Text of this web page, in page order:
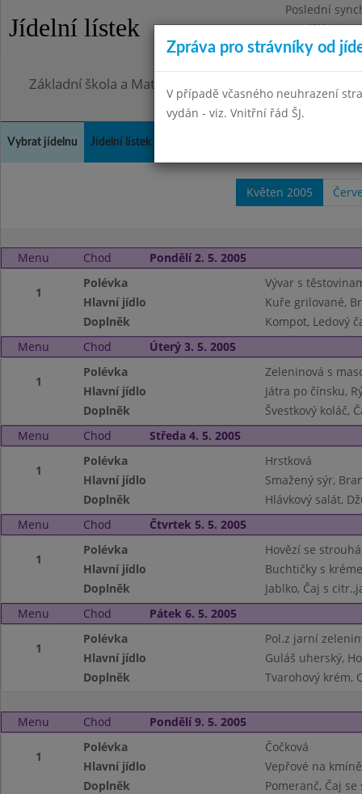
Jídelní lístek
Poslední
Pondělí
Omezení
Základní škola a Mateřská škola, Praha 4, Ohradní 49
Vybrat jídelnu Jídelní lístek
Květen 2005
Menu Chod Pondělí 2. 5. 2005
1
Polévka
Vývar s
Hlavní jídlo
Kuře grilované,
Doplněk
Kompot, Ledový
Menu
Chod Úterý 3. 5. 2005
1
Polévka
Zeleninová s
Hlavní jídlo
Játra po čínsku,
Doplněk
Švestkový koláč,
Menu
Chod Středa 4. 5. 2005
1
Polévka
Hrstková
Hlavní jídlo
Smažený sýr,
Doplněk
Hlávkový salát,
Menu
Chod Čtvrtek 5. 5. 2005
1
Polévka
Hovězí se
Hlavní jídlo
Buchtičky s
Doplněk
Jablko, Čaj s
Menu
Chod Pátek 6. 5. 2005
1
Polévka
Pol.z jarní
Hlavní jídlo
Guláš uherský,
Doplněk
Tvarohový krém,
Menu Chod Pondělí 9. 5. 2005
1
Polévka
Čočková
Hlavní jídlo
Vepřové na
Doplněk
Pomeranč, Čaj
Zpráva pro strávníky od
V případě včasného neuhrazení
vydán - viz. Vnitřní řád ŠJ.